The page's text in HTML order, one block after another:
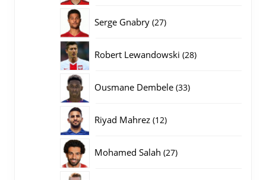
Serge Gnabry 2727
Robert Lewandowski 2828
Ousmane Dembele 3333
Riyad Mahrez 1212
Mohamed Salah 2727